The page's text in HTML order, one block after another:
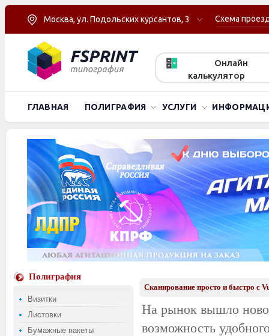
Москва, ул. Подольских курсантов, 3 Схема
Онлайн
калькулятор
ГЛАВНАЯ ПОЛИГРАФИЯ УСЛУГИ
Полиграфия
Визитки
Листовки
Бумажные пакеты
Сканирование просто и быстро с
На рынок вышло
возможность